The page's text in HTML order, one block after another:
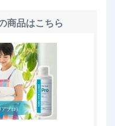
商品はこちら